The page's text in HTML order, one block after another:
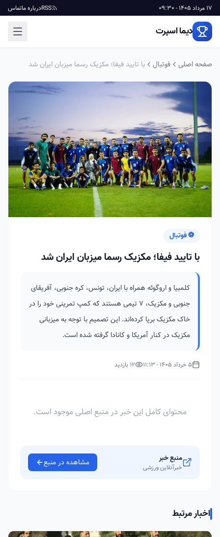
17 مرداد 1405 - 09:30 RSSدرباره ماتماس
دیما اسپرت
صفحه اصلی فوتبال با تایید فیفا؛ مکزیک رسما میزبان ایران شد
⚽ فوتبال
با تایید فیفا؛ مکزیک رسما میزبان ایران شد
کلمبیا و اروگوئه همراه با ایران، تونس، کره جنوبی، آفریقای
جنوبی و مکزیک، ۷ تیمی هستند که کمپ تمرینی خود را در
خاک مکزیک برپا کرده‌اند. این تصمیم با توجه به میزبانی
مکزیک در کنار آمریکا و کانادا گرفته شده است.
5 خرداد 1405 - 11:13 12 بازدید
محتوای کامل این خبر در منبع اصلی موجود است.
منبع خبر
خبرآنلاین ورزشی مشاهده در منبع
اخبار مرتبط